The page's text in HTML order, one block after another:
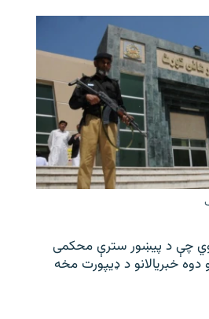
چې د پیښور سترې محکمی
دوه خبریالانو د ډیپورت مخه